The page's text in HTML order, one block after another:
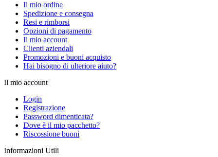
Il mio ordine
Spedizione e consegna
Resi e rimborsi
Opzioni di pagamento
Il mio account
Clienti aziendali
Promozioni e buoni acquisto
Hai bisogno di ulteriore aiuto?
Il mio account
Login
Registrazione
Password dimenticata?
Dove è il mio pacchetto?
Riscossione buoni
Informazioni Utili